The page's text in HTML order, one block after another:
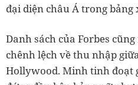
đại diện châu Á trong bảng
Danh sách của Forbes
chênh lệch về thu nhập
Hollywood. Minh tinh đoạt